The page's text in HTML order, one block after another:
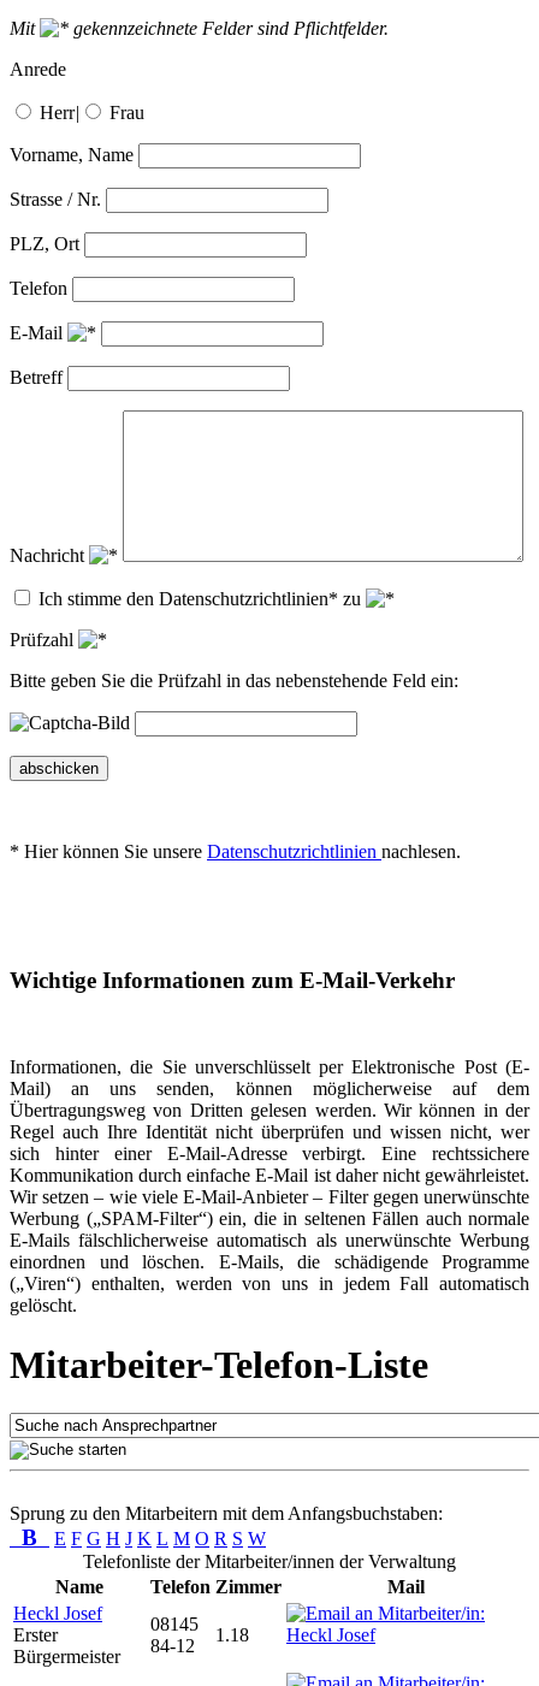
Mit
gekennzeichnete Felder sind Pflichtfelder.
Anrede
Herr| Frau
Vorname, Name
Strasse / Nr.
PLZ, Ort
Telefon
E-Mail
Betreff
Nachricht
Ich stimme den Datenschutzrichtlinien* zu
Prüfzahl
Bitte geben Sie die Prüfzahl in das nebenstehende Feld ein:
abschicken
* Hier können Sie unsere Datenschutzrichtlinien nachlesen.
Wichtige Informationen zum E-Mail-Verkehr
Informationen, die Sie unverschlüsselt per Elektronische Post (E-
Mail) an uns senden, können möglicherweise auf dem
Übertragungsweg von Dritten gelesen werden. Wir können in der
Regel auch Ihre Identität nicht überprüfen und wissen nicht, wer
sich hinter einer E-Mail-Adresse verbirgt. Eine rechtssichere
Kommunikation durch einfache E-Mail ist daher nicht gewährleistet.
Wir setzen – wie viele E-Mail-Anbieter – Filter gegen unerwünschte
Werbung („SPAM-Filter“) ein, die in seltenen Fällen auch normale
E-Mails fälschlicherweise automatisch als unerwünschte Werbung
einordnen und löschen. E-Mails, die schädigende Programme
(„Viren“) enthalten, werden von uns in jedem Fall automatisch
gelöscht.
Mitarbeiter-Telefon-Liste
Sprung zu den Mitarbeitern mit dem Anfangsbuchstaben:
B E F G H J K L M O R S W
Telefonliste der Mitarbeiter/innen der Verwaltung
Name
Telefon Zimmer
Mail
Heckl Josef
Erster
Bürgermeister
08145
84-12
1.18